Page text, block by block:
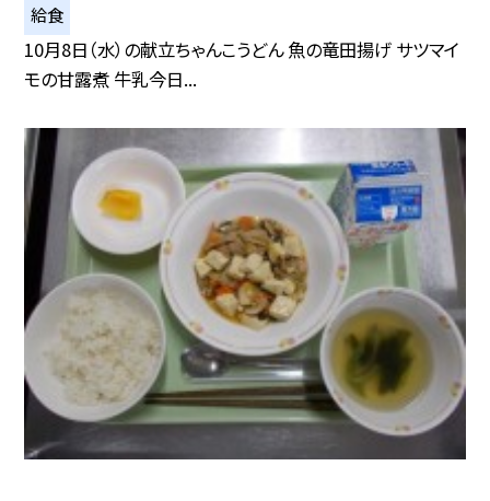
給食
10月8日（水）の献立ちゃんこうどん 魚の竜田揚げ サツマイ
モの甘露煮 牛乳今日...